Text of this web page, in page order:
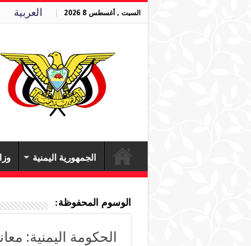
السبت , أغسطس 8 2026 العربية
الجمهورية اليمنية
الوسوم المحفوظة:
الحكومة اليمنية: